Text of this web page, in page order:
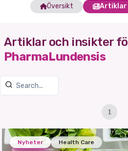
Översikt Artiklar
Artiklar och insikter
PharmaLundensis
1
Nyheter Health Care